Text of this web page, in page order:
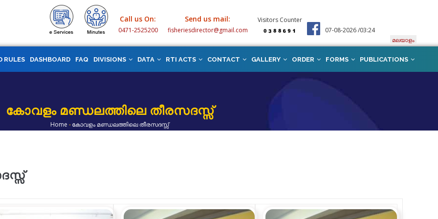
Call us On:
0471-2525200
Send us mail:
fisheriesdirector@gmail.com
Visitors Counter
07-08-2026 /03:24
മലയാളം
RULES DASHBOARD FAQ DIVISIONS DATA RTI ACTS CONTACT GALLERY ORDER FORMS PUBLICATIONS
കോവളം മണ്ഡലത്തിലെ തീരസദസ്സ്
Breadcrumb
Home -കോവളം മണ്ഡലത്തിലെ തീരസദസ്സ്